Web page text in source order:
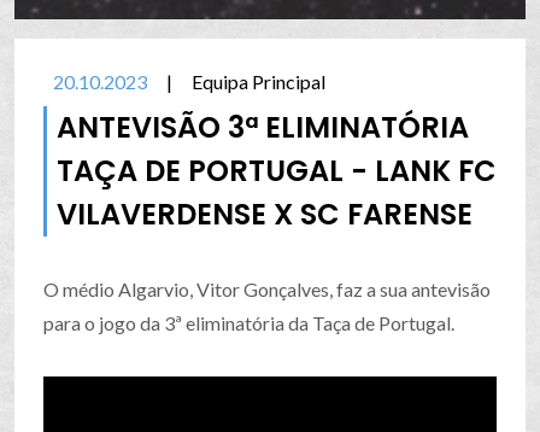
20.10.2023 | Equipa Principal
ANTEVISÃO 3ª ELIMINATÓRIA
TAÇA DE PORTUGAL - LANK FC
VILAVERDENSE X SC FARENSE
O médio Algarvio, Vitor Gonçalves, faz a sua antevisão
para o jogo da 3ª eliminatória da Taça de Portugal.